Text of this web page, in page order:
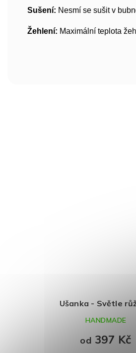
Ušanka - Světle
od 397 Kč
HANDMADE
Sušení: Nesmí se sušit v
Žehlení: Maximální teplota